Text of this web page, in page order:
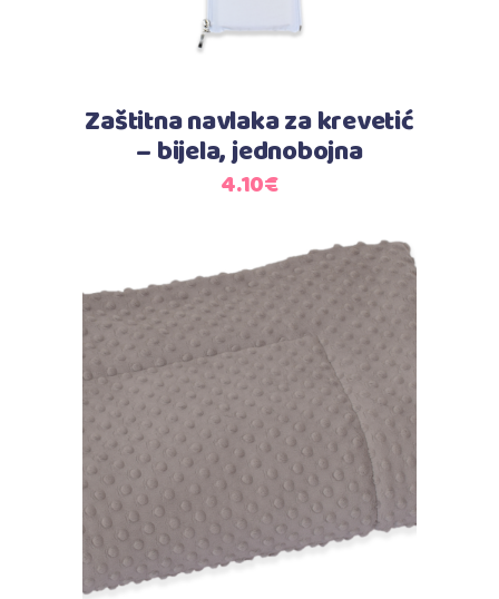
Zaštitna navlaka za krevetić
– bijela, jednobojna
4.10€
Dodaj u košaricu